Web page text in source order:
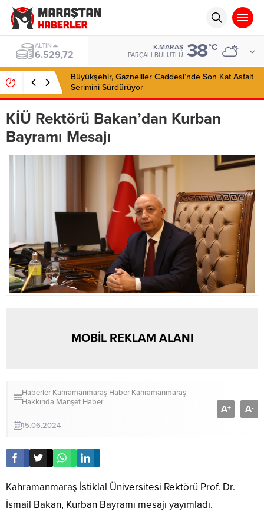
BIST
13.703,13
K.MARAŞ
PARÇALI BULUTLU 38°C
Büyükşehir, Gazneliler Caddesi’nde Son Kat Asfalt
Serimini Sürdürüyor
KİÜ Rektörü Bakan’dan Kurban
Bayramı Mesajı
MOBİL REKLAM ALANI
Haberler Kahramanmaraş Haber Kahramanmaraş
Hakkında Manşet Haber
15.06.2024
A+ A-
Kahramanmaraş İstiklal Üniversitesi Rektörü Prof. Dr.
İsmail Bakan, Kurban Bayramı mesajı yayımladı.